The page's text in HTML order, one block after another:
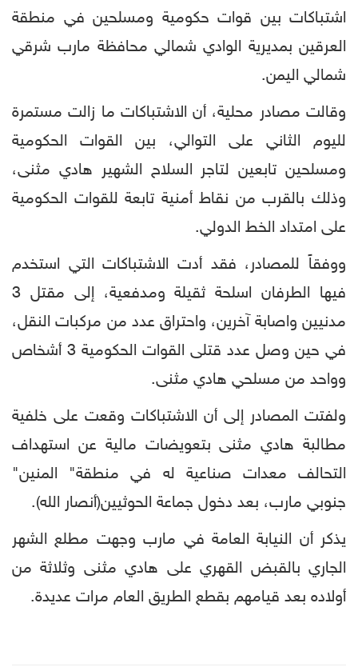
اشتباكات بين قوات حكومية ومسلحين في منطقة
العرقين بمديرية الوادي شمالي محافظة مارب شرقي
شمالي اليمن.
وقالت مصادر محلية، أن الاشتباكات ما زالت مستمرة
لليوم الثاني على التوالي، بين القوات الحكومية
ومسلحين تابعين لتاجر السلاح الشهير هادي مثنى،
وذلك بالقرب من نقاط أمنية تابعة للقوات الحكومية
على امتداد الخط الدولي.
ووفقاً للمصادر، فقد أدت الاشتباكات التي استخدم
فيها الطرفان اسلحة ثقيلة ومدفعية، إلى مقتل 3
مدنيين واصابة آخرين، واحتراق عدد من مركبات النقل،
في حين وصل عدد قتلى القوات الحكومية 3 أشخاص
وواحد من مسلحي هادي مثنى.
ولفتت المصادر إلى أن الاشتباكات وقعت على خلفية
مطالبة هادي مثنى بتعويضات مالية عن استهداف
التحالف معدات صناعية له في منطقة" المنين"
جنوبي مارب، بعد دخول جماعة الحوثيين(أنصار الله).
يذكر أن النيابة العامة في مارب وجهت مطلع الشهر
الجاري بالقبض القهري على هادي مثنى وثلاثة من
أولاده بعد قيامهم بقطع الطريق العام مرات عديدة.